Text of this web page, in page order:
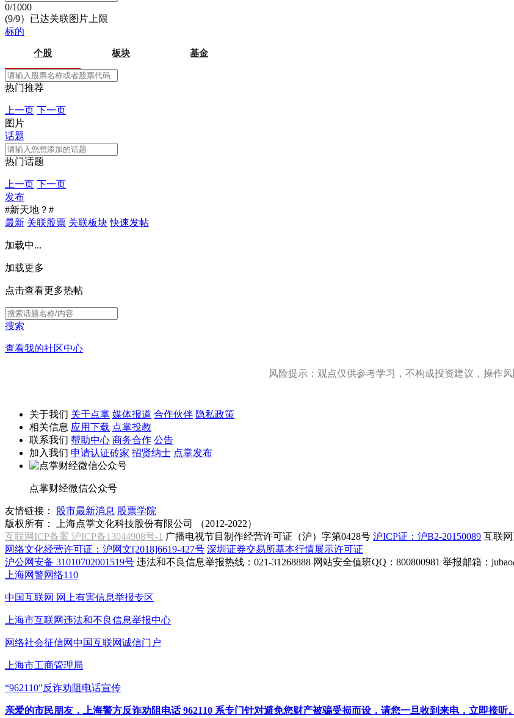
0/1000
(9/9）已达关联图片上限
标的
个股 板块 基金
热门推荐
上一页 下一页
图片
话题
热门话题
上一页 下一页
发布
#新天地？#
最新 关联股票 关联板块 快速发帖
加载中...
加载更多
点击查看更多热帖
搜索
查看我的社区中心
风险提示：观点仅供参考学习，不构成投资建议，操作风
关于我们 关于点掌 媒体报道 合作伙伴 隐私政策
相关信息 应用下载 点掌投教
联系我们 帮助中心 商务合作 公告
加入我们 申请认证砖家 招贤纳士 点掌发布
点掌财经微信公众号
友情链接： 股市最新消息 股票学院
版权所有：
上海点掌文化科技股份有限公司 （2012-2022）
互联网ICP备案 沪ICP备13044908号-1 广播电视节目制作经营许可证（沪）字第0428号 沪ICP证：沪B2-20150089 互联网
网络文化经营许可证：沪网文[2018]6619-427号 深圳证券交易所基本行情展示许可证
沪公网安备 31010702001519号 违法和不良信息举报热线：021-31268888 网站安全值班QQ：800800981 举报邮箱：
上海网警网络110
中国互联网 网上有害信息举报专区
上海市互联网违法和不良信息举报中心
网络社会征信网中国互联网诚信门户
上海市工商管理局
“962110”反诈劝阻电话宣传
亲爱的市民朋友，上海警方反诈劝阻电话 962110 系专门针对避免您财产被骗受损而设，请您一旦收到来电，立即接听。